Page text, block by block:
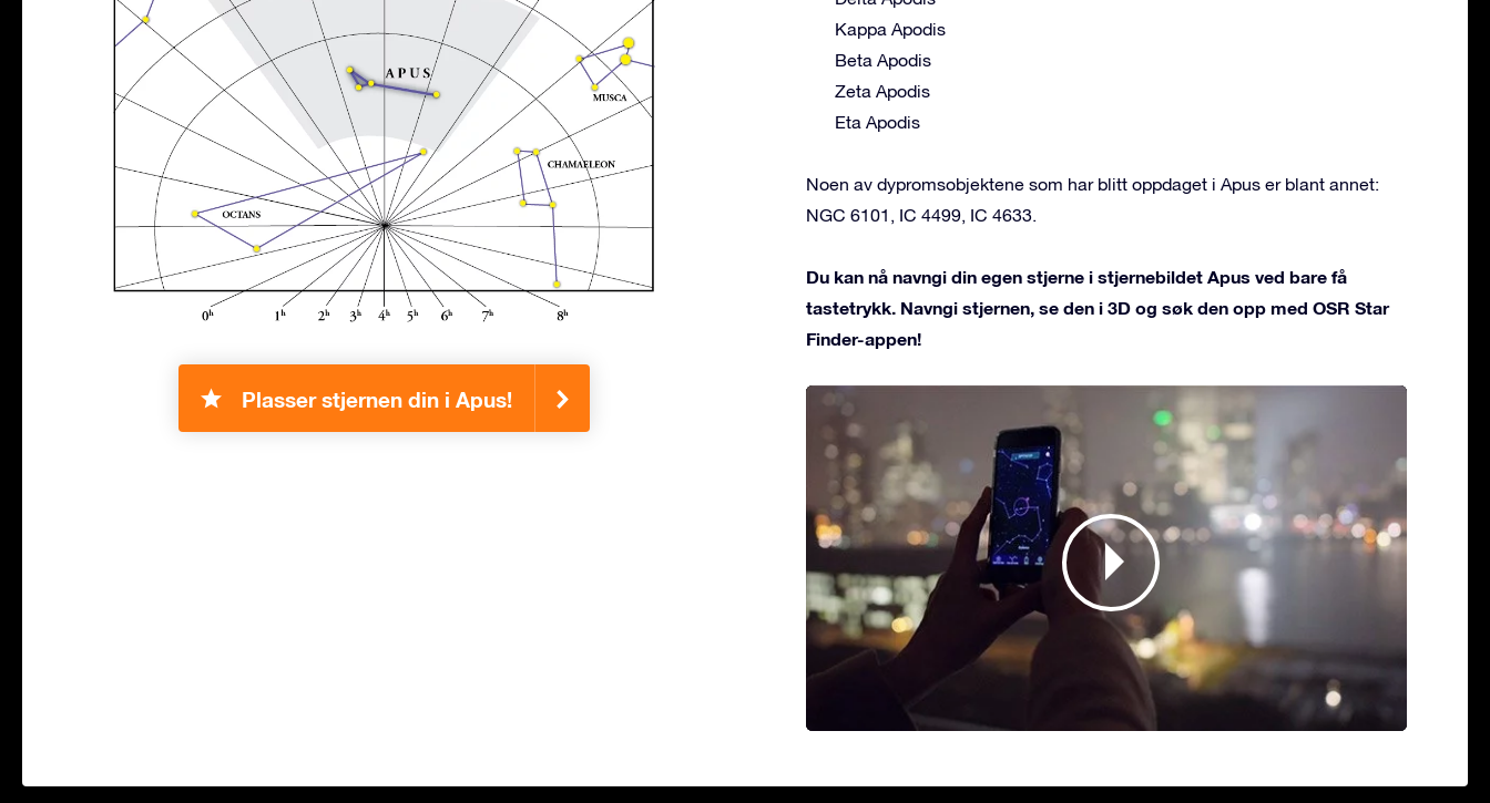
Plasser stjernen din i Apus!
Kappa Apodis
Beta Apodis
Zeta Apodis
Eta Apodis
Noen av dypromsobjektene som har blitt oppdaget i Apus er blant annet:
NGC 6101, IC 4499, IC 4633.
Du kan nå navngi din egen stjerne i stjernebildet Apus ved bare få
tastetrykk. Navngi stjernen, se den i 3D og søk den opp med OSR Star
Finder-appen!